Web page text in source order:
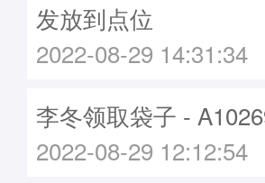
发放到点位
2022-08-29 14:31:34
李冬领取袋子 -
2022-08-29 12:12:54